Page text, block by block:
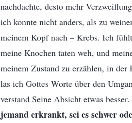
nachdachte, desto mehr
ich konnte nicht anders, als zu
meinem Kopf nach – Krebs. Ich
meine Knochen taten weh, und
meinem Zustand zu erzählen, in
las ich Gottes Worte über den
verstand Seine Absicht etwas
jemand erkrankt, sei es schwer